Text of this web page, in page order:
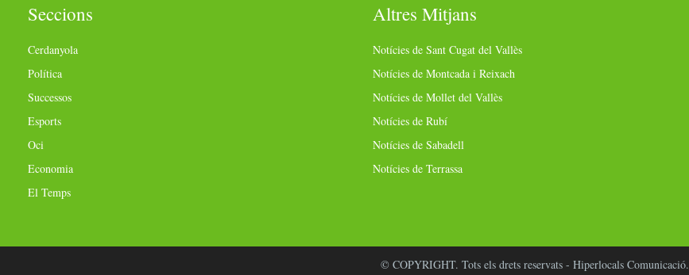
Seccions
Cerdanyola
Política
Successos
Esports
Oci
Economia
El Temps
Altres Mitjans
Notícies de Sant Cugat del Vallès
Notícies de Montcada i Reixach
Notícies de Mollet del Vallès
Notícies de Rubí
Notícies de Sabadell
Notícies de Terrassa
© COPYRIGHT. Tots els drets reservats - Hiperlocals Comunicació.